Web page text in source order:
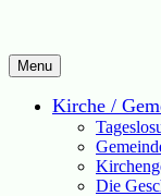
Menu
Kirche /
Die